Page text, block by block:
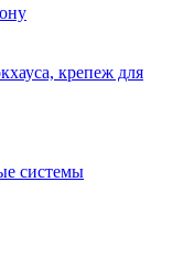
крепеж для
системы